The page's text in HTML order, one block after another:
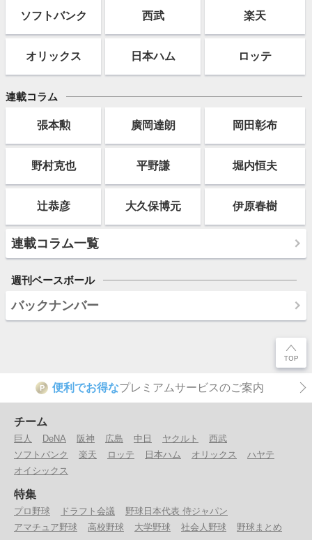
ソフトバンク 西武 楽天
オリックス 日本ハム ロッテ
連載コラム
張本勲 廣岡達朗 岡田彰布
野村克也 平野謙 堀内恒夫
辻恭彦 大久保博元 伊原春樹
連載コラム一覧
週刊ベースボール
バックナンバー
P 便利でお得なプレミアムサービスのご案内
チーム
巨人 DeNA 阪神 広島 中日 ヤクルト
西武
ソフトバンク
楽天 ロッテ 日本ハム オリックス
ハヤテ
オイシックス
特集
プロ野球 ドラフト会議
野球日本代表 侍ジャパン
アマチュア野球
高校野球 大学野球 社会人野球 野球まとめ